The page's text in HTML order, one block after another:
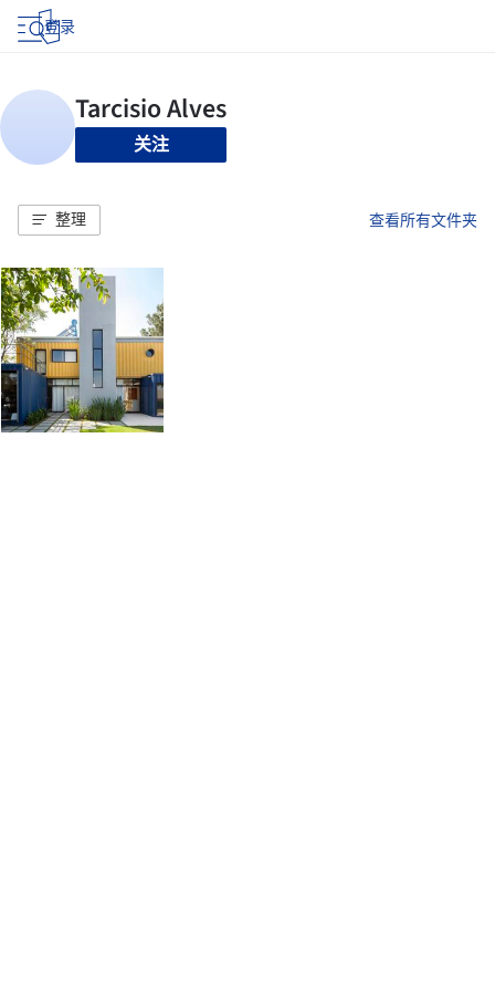
登录
关注
整理 查看所有文件夹